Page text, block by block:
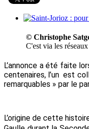
© Christophe
C'est via les
L’annonce a été faite
centenaires, l’un est
remarquables » par le
L’origine de cette